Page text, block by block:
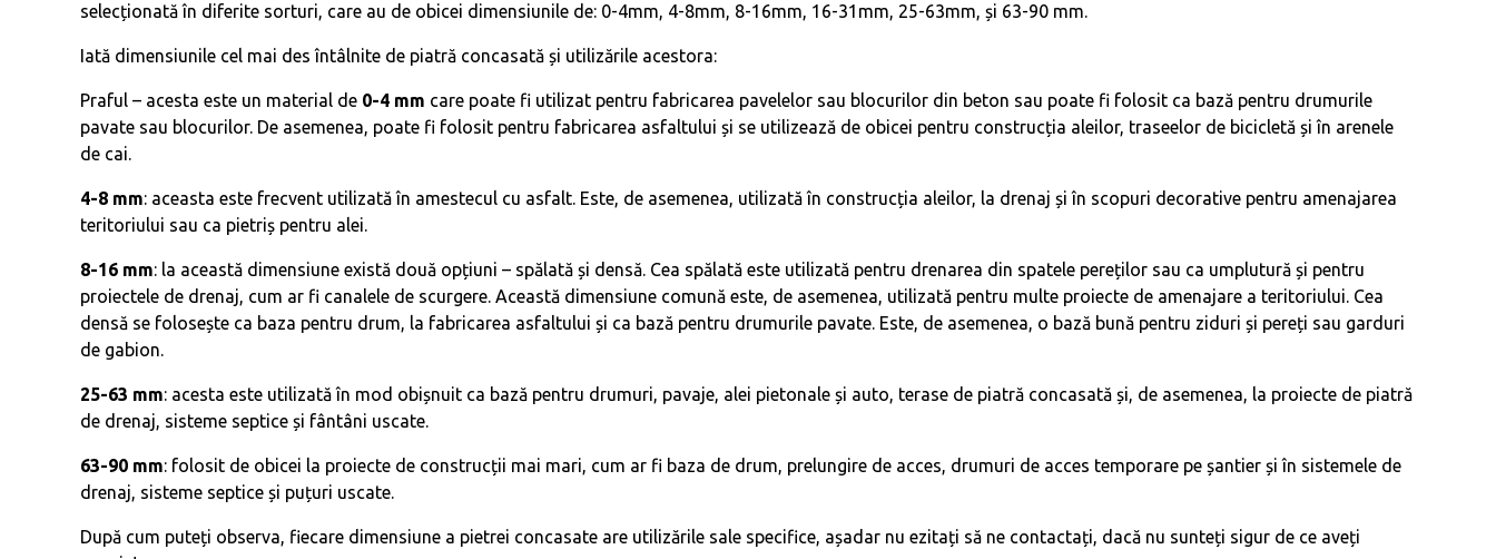
selecționată în diferite sorturi, care au de obicei dimensiunile de: 0-4mm, 4-8mm, 8-16mm, 16-31mm, 25-63mm, și 63-90 mm.
Iată dimensiunile cel mai des întâlnite de piatră concasată și utilizările acestora:
Praful – acesta este un material de 0-4 mm care poate fi utilizat pentru fabricarea pavelelor sau blocurilor din beton sau poate fi folosit ca bază pentru drumurile
pavate sau blocurilor. De asemenea, poate fi folosit pentru fabricarea asfaltului și se utilizează de obicei pentru construcția aleilor, traseelor de bicicletă și în arenele
de cai.
4-8 mm: aceasta este frecvent utilizată în amestecul cu asfalt. Este, de asemenea, utilizată în construcția aleilor, la drenaj și în scopuri decorative pentru amenajarea
teritoriului sau ca pietriș pentru alei.
8-16 mm: la această dimensiune există două opțiuni – spălată și densă. Cea spălată este utilizată pentru drenarea din spatele pereților sau ca umplutură și pentru
proiectele de drenaj, cum ar fi canalele de scurgere. Această dimensiune comună este, de asemenea, utilizată pentru multe proiecte de amenajare a teritoriului. Cea
densă se folosește ca baza pentru drum, la fabricarea asfaltului și ca bază pentru drumurile pavate. Este, de asemenea, o bază bună pentru ziduri și pereți sau garduri
de gabion.
25-63 mm: acesta este utilizată în mod obișnuit ca bază pentru drumuri, pavaje, alei pietonale și auto, terase de piatră concasată și, de asemenea, la proiecte de piatră
de drenaj, sisteme septice și fântâni uscate.
63-90 mm: folosit de obicei la proiecte de construcții mai mari, cum ar fi baza de drum, prelungire de acces, drumuri de acces temporare pe șantier și în sistemele de
drenaj, sisteme septice și puțuri uscate.
După cum puteți observa, fiecare dimensiune a pietrei concasate are utilizările sale specifice, așadar nu ezitați să ne contactați, dacă nu sunteți sigur de ce aveți